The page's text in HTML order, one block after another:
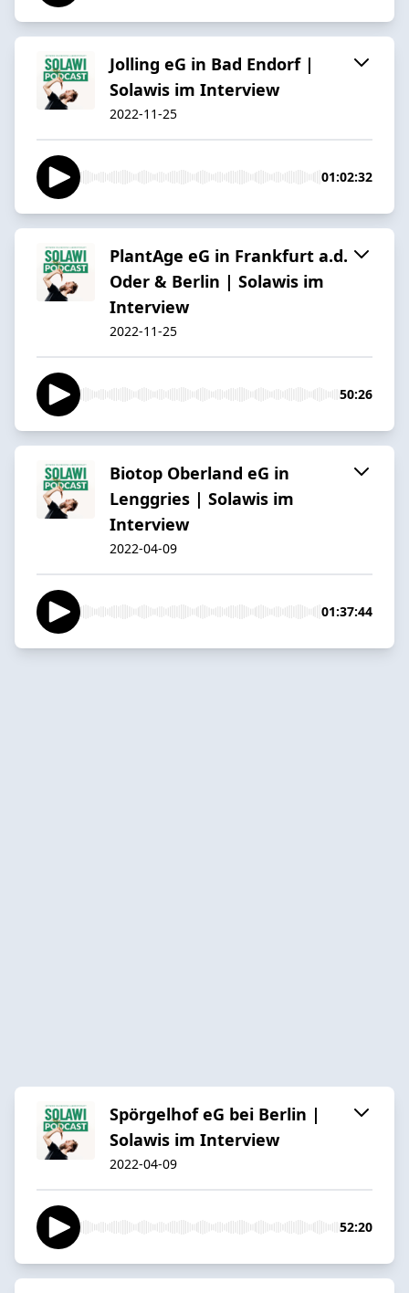
Jolling eG in Bad Endorf |
Solawis im Interview
2022-11-25
01:02:32
PlantAge eG in Frankfurt a.d.
Oder & Berlin | Solawis im
Interview
2022-11-25
50:26
Biotop Oberland eG in
Lenggries | Solawis im
Interview
2022-04-09
01:37:44
Spörgelhof eG bei Berlin |
Solawis im Interview
2022-04-09
52:20